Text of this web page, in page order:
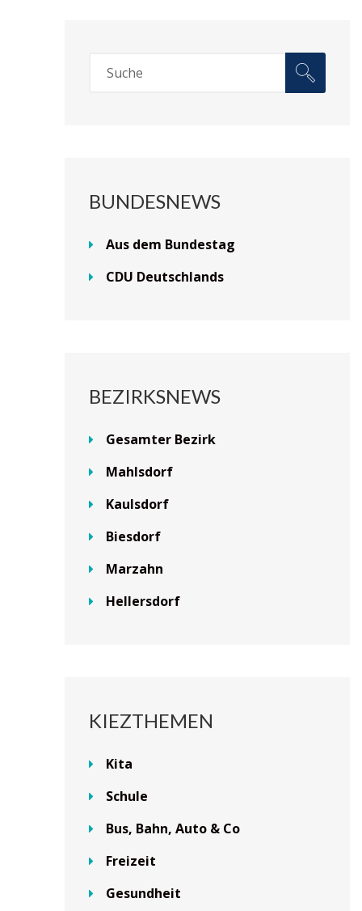
BUNDESNEWS
Aus dem Bundestag
CDU Deutschlands
BEZIRKSNEWS
Gesamter Bezirk
Mahlsdorf
Kaulsdorf
Biesdorf
Marzahn
Hellersdorf
KIEZTHEMEN
Kita
Schule
Bus, Bahn, Auto & Co
Freizeit
Gesundheit